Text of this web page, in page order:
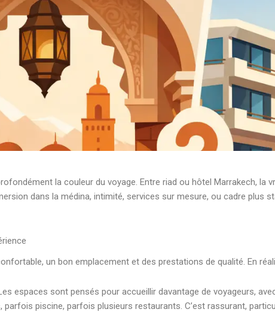
la couleur du voyage. Entre riad ou hôtel Marrakech, la
dans la médina, intimité, services sur mesure, ou cadre plus
un bon emplacement et des prestations de qualité. En
espaces sont pensés pour accueillir davantage de voyageurs,
piscine, parfois plusieurs restaurants. C’est rassurant,